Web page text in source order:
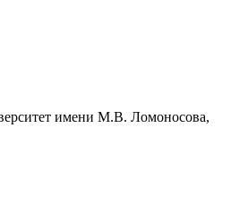
имени М.В. Ломоносова,